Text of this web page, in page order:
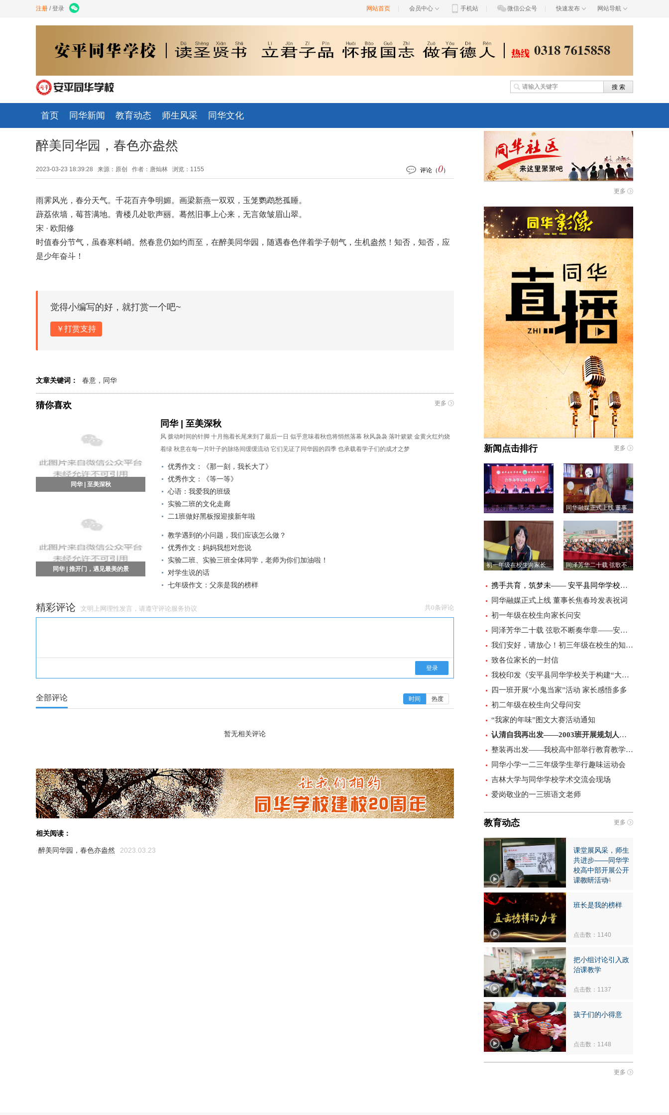
注册 /登录 网站首页 会员中心 手机站 微信公众号 快速发布 网站导航
首页 同华新闻 教育动态 师生风采 同华文化
醉美同华园，春色亦盎然
2023-03-23 18:39:28 来源：原创 作者：唐灿林 浏览：1155 评论（0）
雨霁风光，春分天气。千花百卉争明媚。画梁新燕一双双，玉笼鹦鹉愁孤睡。
薜荔依墙，莓苔满地。青楼几处歌声丽。蓦然旧事上心来，无言敛皱眉山翠。
宋 · 欧阳修
时值春分节气，虽春寒料峭。然春意仍如约而至，在醉美同华园，随遇春色伴着学子朝气，生机盎然！知否，知否，应
是少年奋斗！
觉得小编写的好，就打赏一个吧~
￥打赏支持
文章关键词： 春意，同华
猜你喜欢 更多
同华 | 至美深秋
同华 | 推开门，遇见最美的景
同华 | 至美深秋
风 拨动时间的针脚 十月拖着长尾来到了最后一日 似乎意味着秋也将悄然落幕 秋风袅袅 落叶簌簌 金黄火红灼烧
着绿 秋意在每一片叶子的脉络间缓缓流动 它们见证了同华园的四季 也承载着学子们的成才之梦
优秀作文：《那一刻，我长大了》
优秀作文：《等一等》
心语：我爱我的班级
实验二班的文化走廊
二1班做好黑板报迎接新年啦
教学遇到的小问题，我们应该怎么做？
优秀作文：妈妈我想对您说
实验二班、实验三班全体同学，老师为你们加油啦！
对学生说的话
七年级作文：父亲是我的榜样
精彩评论 文明上网理性发言，请遵守评论服务协议 共0条评论
登录
全部评论 热度
时间
暂无相关评论
相关阅读：
·醉美同华园，春色亦盎然 2023.03.23
更多
新闻点击排行 更多
携手共育，筑梦未—— 安平县同华学校与衡水滏阳中学合作办学正式启航 同华融媒正式上线 董事长焦春玲发表祝词
初一年级在校生向家长问安 同泽芳华二十载 弦歌不断奏华章——安平县同华学校建校20周年庆典大会圆满礼成！
携手共育，筑梦未—— 安平县同华学校与衡水滏阳中学合作办学正式启航
同华融媒正式上线 董事长焦春玲发表祝词
初一年级在校生向家长问安
同泽芳华二十载 弦歌不断奏华章——安平县同华学校建校20周年庆典大会圆满礼成！
我们安好，请放心！初三年级在校生的知心话
致各位家长的一封信
我校印发《安平县同华学校关于构建“大宣传”工作格局的实施意见（试行）》
四一班开展“小鬼当家”活动 家长感悟多多
初二年级在校生向父母问安
“我家的年味”图文大赛活动通知
认清自我再出发——2003班开展规划人生主题班会
整装再出发——我校高中部举行教育教学提升阶段动员活动​
同华小学一二三年级学生举行趣味运动会
吉林大学与同华学校学术交流会现场
爱岗敬业的一三班语文老师
教育动态 更多
课堂展风采，师生
共进步——同华学
校高中部开展公开
课教研活动
点击数：1754
班长是我的榜样
点击数：1140
把小组讨论引入政
治课教学
点击数：1137
孩子们的小得意
点击数：1148
更多